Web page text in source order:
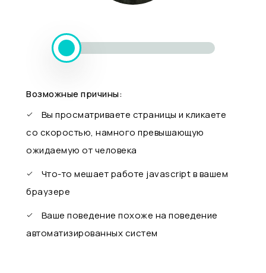
Возможные причины:
Вы просматриваете страницы и кликаете
со скоростью, намного превышающую
ожидаемую от человека
Что-то мешает работе javascript в вашем
браузере
Ваше поведение похоже на поведение
автоматизированных систем